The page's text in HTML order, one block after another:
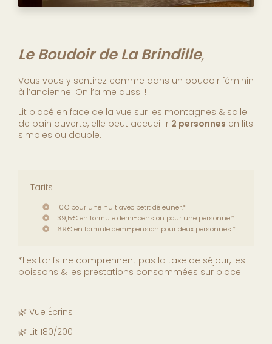
Le Boudoir de La Brindille,
Vous vous y sentirez comme dans un boudoir féminin
à l’ancienne. On l’aime aussi !
Lit placé en face de la vue sur les montagnes & salle
de bain ouverte, elle peut accueillir 2 personnes en lits
simples ou double.
Tarifs
110€ pour une nuit avec petit déjeuner.*
139,5€ en formule demi-pension pour une personne.*
169€ en formule demi-pension pour deux personnes.*
*Les tarifs ne comprennent pas la taxe de séjour, les
boissons & les prestations consommées sur place.
🌿 Vue Écrins
🌿 Lit 180/200